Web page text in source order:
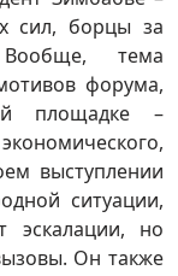
сил, борцы за
тема
форума,
площадке –
выступлении
ситуации,
эскалации, но
Он также